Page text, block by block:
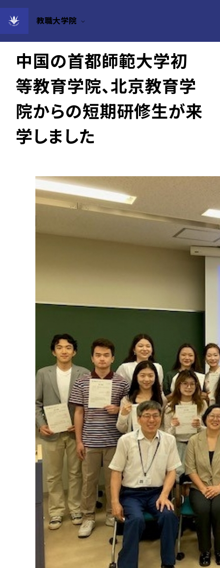
教職大学院
2024年07月16日
中国の首都師範大学初
等教育学院、北京教育学
院からの短期研修生が来
学しました